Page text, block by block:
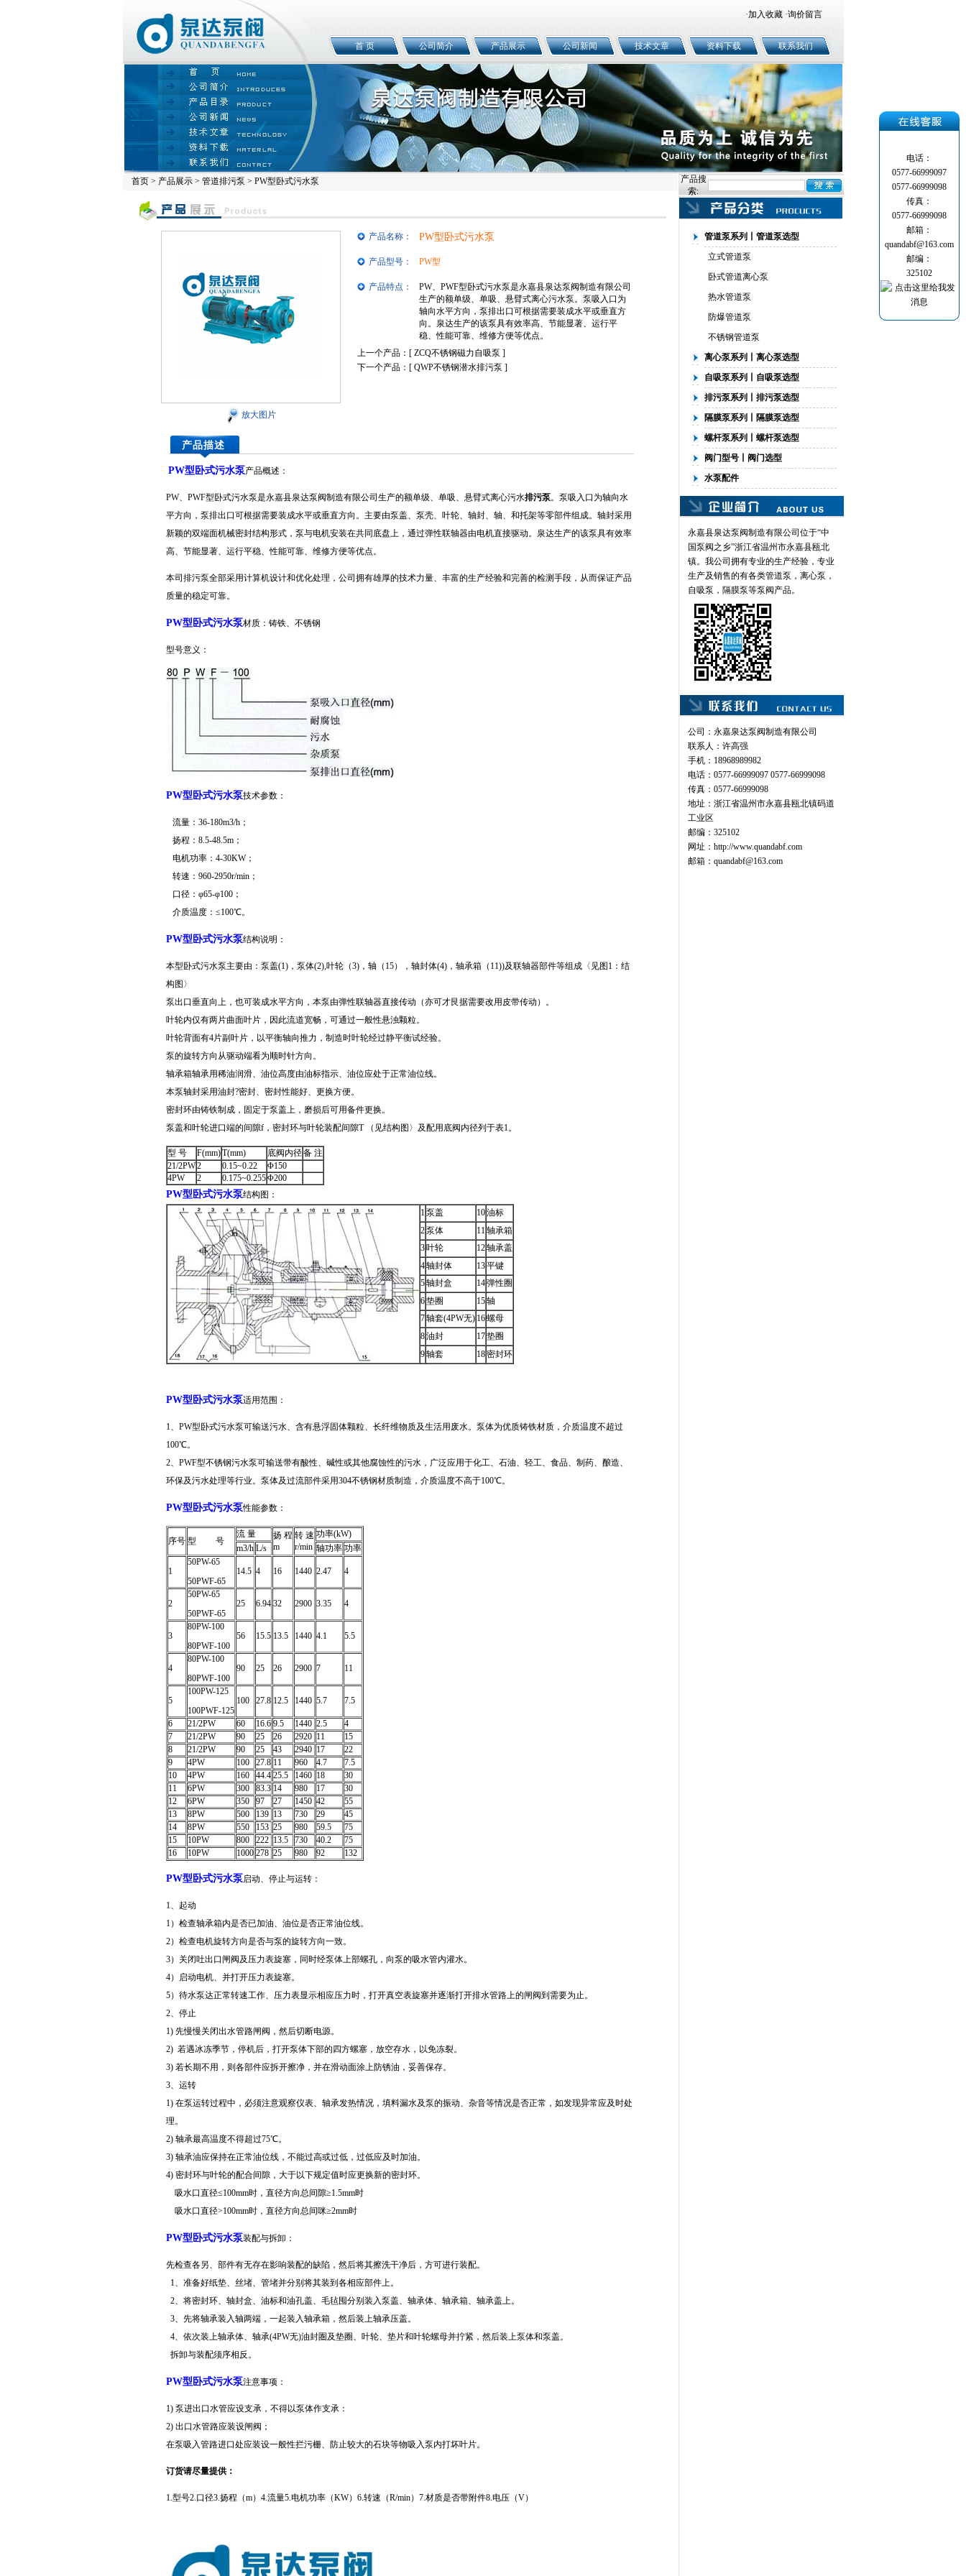
·加入收藏 ·询价留言
首 页 公司简介 产品展示 公司新闻 技术文章 资料下载 联系我们
首页> 产品展示> 管道排污泵 > PW型卧式污水泵
放大图片
产品名称： PW型卧式污水泵
产品型号： PW型
产品特点：
PW、PWF型卧式污水泵是永嘉县泉达泵阀制造有限公司
生产的额单级、单吸、悬臂式离心污水泵。泵吸入口为
轴向水平方向，泵排出口可根据需要装成水平或垂直方
向。泉达生产的该泵具有效率高、节能显著、运行平
稳、性能可靠、维修方便等优点。
上一个产品：[ ZCQ不锈钢磁力自吸泵 ]
下一个产品：[ QWP不锈钢潜水排污泵 ]
产品描述
PW型卧式污水泵产品概述：
PW、PWF型卧式污水泵是永嘉县泉达泵阀制造有限公司生产的额单级、单吸、悬臂式离心污水排污泵。泵吸入口为轴向水
平方向，泵排出口可根据需要装成水平或垂直方向。主要由泵盖、泵壳、叶轮、轴封、轴、和托架等零部件组成。轴封采用
新颖的双端面机械密封结构形式，泵与电机安装在共同底盘上，通过弹性联轴器由电机直接驱动。泉达生产的该泵具有效率
高、节能显著、运行平稳、性能可靠、维修方便等优点。
本司排污泵全部采用计算机设计和优化处理，公司拥有雄厚的技术力量、丰富的生产经验和完善的检测手段，从而保证产品
质量的稳定可靠。
PW型卧式污水泵材质：铸铁、不锈钢
型号意义：
PW型卧式污水泵技术参数：
流量：36-180m3/h；
扬程：8.5-48.5m；
电机功率：4-30KW；
转速：960-2950r/min；
口径：φ65-φ100；
介质温度：≤100℃。
PW型卧式污水泵结构说明：
本型卧式污水泵主要由：泵盖(1)，泵体(2),叶轮（3)，轴（15），轴封体(4)，轴承箱（11))及联轴器部件等组成〈见图1：结
构图〉
泵出口垂直向上，也可装成水平方向，本泵由弹性联轴器直接传动（亦可才艮据需要改用皮带传动）。
叶轮内仅有两片曲面叶片，因此流道宽畅，可通过一般性悬浊颗粒。
叶轮背面有4片副叶片，以平衡轴向推力，制造时叶轮经过静平衡试经验。
泵的旋转方向从驱动端看为顺时针方向。
轴承箱轴承用稀油润滑、油位高度由油标指示、油位应处于正常油位线。
本泵轴封采用油封?密封、密封性能好、更换方便。
密封环由铸铁制成，固定于泵盖上，磨损后可用备件更换。
泵盖和叶轮进口端的间隙f，密封环与叶轮装配间隙T （见结构图〉及配用底阀内径列于表1。
型 号 F(mm)T(mm) 底阀内径备 注
21/2PW2 0.15~0.22
Φ150
4PW
2 0.175~0.255Φ200
PW型卧式污水泵结构图：
1泵盖 10油标
2泵体 11轴承箱
3叶轮 12轴承盖
4轴封体 13平键
5轴封盒 14弹性圈
6垫圈 15轴
7轴套(4PW无) 16螺母
8油封 17垫圈
9轴套 18密封环
PW型卧式污水泵适用范围：
1、PW型卧式污水泵可输送污水、含有悬浮固体颗粒、长纤维物质及生活用废水。泵体为优质铸铁材质，介质温度不超过
100℃。
2、PWF型不锈钢污水泵可输送带有酸性、碱性或其他腐蚀性的污水，广泛应用于化工、石油、轻工、食品、制药、酿造、
环保及污水处理等行业。泵体及过流部件采用304不锈钢材质制造，介质温度不高于100℃。
PW型卧式污水泵性能参数：
序号 型 号
流 量
扬 程
m
转 速
r/min
功率(kW)
m3/h L/s 轴功率 功率
1
50PW-65
50PWF-65
14.5 4 16 1440 2.47 4
2
50PW-65
50PWF-65
25 6.94 32 2900 3.35 4
3
80PW-100
80PWF-100
56 15.5 13.5 1440 4.1 5.5
4
80PW-100
80PWF-100
90 25 26 2900 7 11
5
100PW-125
100PWF-125
100 27.8 12.5 1440 5.7 7.5
6 21/2PW 60 16.6 9.5 1440 2.5
4
7
21/2PW 90 25 26 2920 11
15
8
21/2PW 90 25 43 2940 17
22
9
4PW 100 27.8 11 960 4.7
7.5
10
4PW 160 44.4 25.5 1460 18
30
11
6PW 300 83.3 14 980 17
30
12
6PW 350 97 27 1450 42
55
13
8PW 500 139 13 730 29
45
14
8PW 550 153 25 980 59.5
75
15
10PW 800 222 13.5 730 40.2
75
16
10PW 1000 278 25 980 92 132
PW型卧式污水泵启动、停止与运转：
1、起动
1）检查轴承箱内是否已加油、油位是否正常油位线。
2）检查电机旋转方向是否与泵的旋转方向一致。
3）关闭吐出口闸阀及压力表旋塞，同时经泵体上部螺孔，向泵的吸水管内灌水。
4）启动电机、并打开压力表旋塞。
5）待水泵达正常转速工作、压力表显示相应压力时，打开真空表旋塞并逐渐打开排水管路上的闸阀到需要为止。
2、停止
1) 先慢慢关闭出水管路闸阀，然后切断电源。
2) 若遇冰冻季节，停机后，打开泵体下部的四方螺塞，放空存水，以免冻裂。
3) 若长期不用，则各部件应拆开擦净，并在滑动面涂上防锈油，妥善保存。
3、运转
1) 在泵运转过程中，必须注意观察仪表、轴承发热情况，填料漏水及泵的振动、杂音等情况是否正常，如发现异常应及时处
理。
2) 轴承最高温度不得超过75℃。
3) 轴承油应保持在正常油位线，不能过高或过低，过低应及时加油。
4) 密封环与叶轮的配合间隙，大于以下规定值时应更换新的密封环。
吸水口直径≤100mm时，直径方向总间隙≥1.5mm时
吸水口直径>100mm时，直径方向总间咪≥2mm时
PW型卧式污水泵装配与拆卸：
先检查各另、部件有无存在影响装配的缺陷，然后将其擦洗干净后，方可进行装配。
1、准备好纸垫、丝堵、管堵并分别将其装到各相应部件上。
2、将密封环、轴封盒、油标和油孔盖、毛毡囤分别装入泵盖、轴承体、轴承箱、轴承盖上。
3、先将轴承装入轴两端，一起装入轴承箱，然后装上轴承压盖。
4、依次装上轴承体、轴承(4PW无)油封圏及垫圈、叶轮、垫片和叶轮螺母并拧紧，然后装上泵体和泵盖。
拆卸与装配须序相反。
PW型卧式污水泵注意事项：
1) 泵进出口水管应设支承，不得以泵体作支承：
2) 出口水管路应装设闸阀；
在泵吸入管路进口处应装设一般性拦污栅、防止较大的石块等物吸入泵内打坏叶片。
订货请尽量提供：
1.型号2.口径3.扬程（m）4.流量5.电机功率（KW）6.转速（R/min）7.材质是否带附件8.电压（V）
产品搜
索:
管道泵系列丨管道泵选型
立式管道泵
卧式管道离心泵
热水管道泵
防爆管道泵
不锈钢管道泵
离心泵系列丨离心泵选型
自吸泵系列丨自吸泵选型
排污泵系列丨排污泵选型
隔膜泵系列丨隔膜泵选型
螺杆泵系列丨螺杆泵选型
阀门型号丨阀门选型
水泵配件
永嘉县泉达泵阀制造有限公司位于“中
国泵阀之乡”浙江省温州市永嘉县瓯北
镇。我公司拥有专业的生产经验，专业
生产及销售的有各类管道泵 ，离心泵，
自吸泵，隔膜泵等泵阀产品。
公司：永嘉泉达泵阀制造有限公司
联系人：许高强
手机：18968989982
电话：0577-66999097 0577-66999098
传真：0577-66999098
地址：浙江省温州市永嘉县瓯北镇码道
工业区
邮编：325102
网址： http://www.quandabf.com
邮箱： quandabf@163.com
电话：
0577-66999097
0577-66999098
传真：
0577-66999098
邮箱：
quandabf@163.com
邮编：
325102